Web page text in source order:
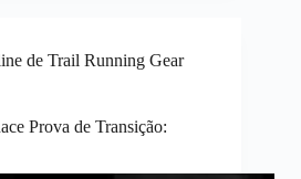
de Trail Running Gear
Prova de Transição: